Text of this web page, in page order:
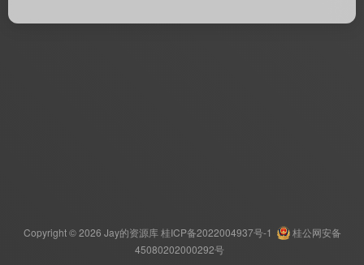
Copyright © 2026 Jay的资源库 桂ICP备2022004937号-1
桂公网安备
45080202000292号